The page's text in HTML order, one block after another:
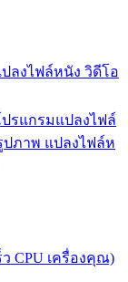
ปลงไฟล์หนัง วิดีโอ
ปรแกรมแปลงไฟล์
ปภาพ แปลงไฟล์ห
CPU เครื่องคุณ)